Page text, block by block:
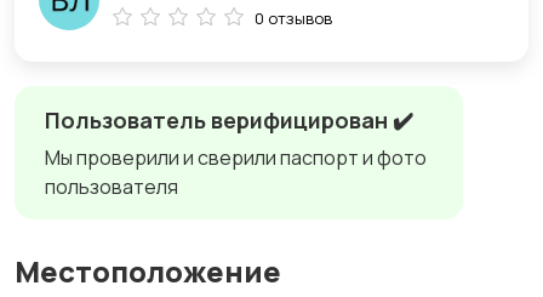
Пользователь верифицирован ✔️
Мы проверили и сверили паспорт и фото
пользователя
Местоположение
0 отзывов